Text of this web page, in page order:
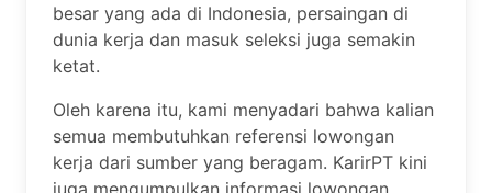
besar yang ada di Indonesia, persaingan di
dunia kerja dan masuk seleksi juga semakin
ketat.
Oleh karena itu, kami menyadari bahwa kalian
semua membutuhkan referensi lowongan
kerja dari sumber yang beragam. KarirPT kini